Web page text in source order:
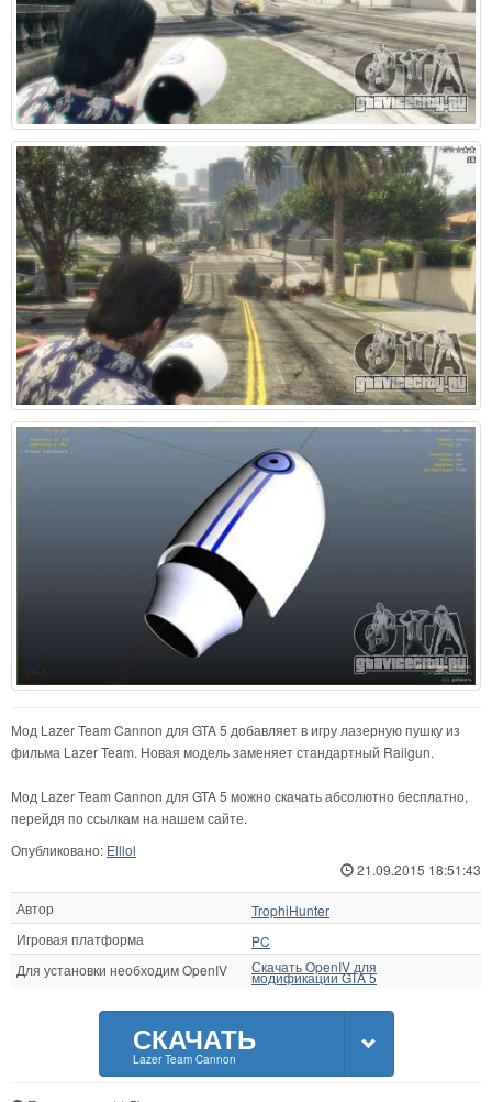
Мод Lazer Team Cannon для GTA 5 добавляет в игру лазерную пушку из
фильма Lazer Team. Новая модель заменяет стандартный Railgun.
Мод Lazer Team Cannon для GTA 5 можно скачать абсолютно бесплатно,
перейдя по ссылкам на нашем сайте.
Опубликовано: Elllol
21.09.2015 18:51:43
Автор
TrophiHunter
Игровая платформа
PC
Для установки необходим OpenIV
Скачать OpenIV для
модификации GTA 5
СКАЧАТЬ
Lazer Team Cannon